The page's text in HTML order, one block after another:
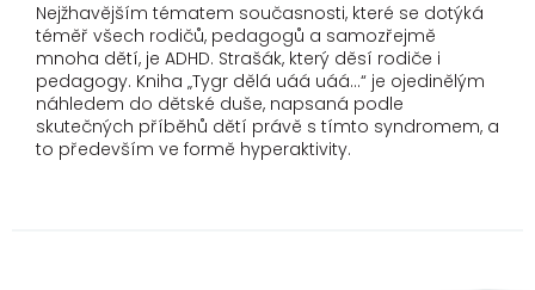
Nejžhavějším tématem současnosti, které se dotýká
téměř všech rodičů, pedagogů a samozřejmě
mnoha dětí, je ADHD. Strašák, který děsí rodiče i
pedagogy. Kniha „Tygr dělá uáá uáá…“ je ojedinělým
náhledem do dětské duše, napsaná podle
skutečných příběhů dětí právě s tímto syndromem, a
to především ve formě hyperaktivity.